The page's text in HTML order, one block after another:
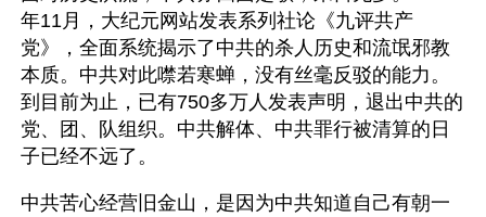
年11月，大纪元网站发表系列社论《九评共产
党》，全面系统揭示了中共的杀人历史和流氓邪教
本质。中共对此噤若寒蝉，没有丝毫反驳的能力。
到目前为止，已有750多万人发表声明，退出中共的
党、团、队组织。中共解体、中共罪行被清算的日
子已经不远了。
中共苦心经营旧金山，是因为中共知道自己有朝一